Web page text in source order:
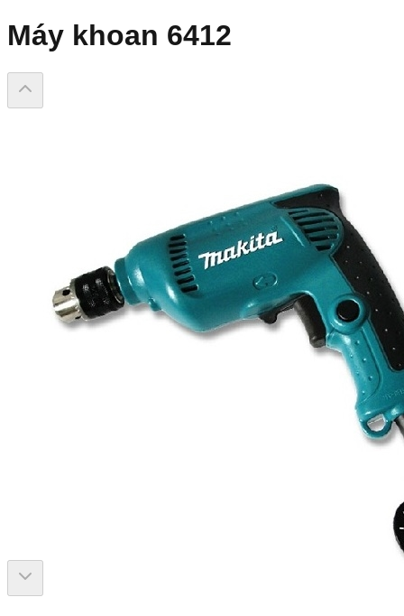
Máy khoan 6412